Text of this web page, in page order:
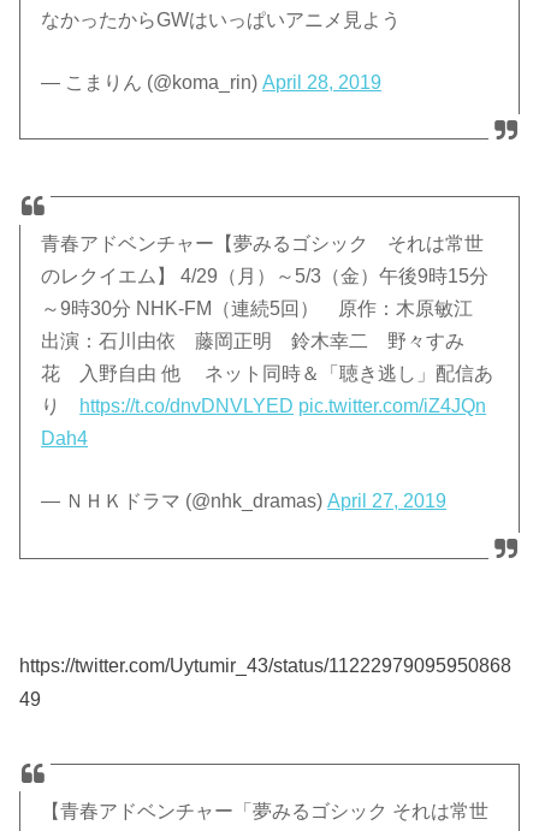
なかったからGWはいっぱいアニメ見よう
— こまりん (@koma_rin)April 28, 2019
青春アドベンチャー【夢みるゴシック それは常世
のレクイエム】 4/29（月）～5/3（金）午後9時15分
～9時30分 NHK-FM（連続5回） 原作：木原敏江
出演：石川由依 藤岡正明 鈴木幸二 野々すみ
花 入野自由 他 ネット同時＆「聴き逃し」配信あ
り
https://t.co/dnvDNVLYED pic.twitter.com/iZ4JQn
Dah4
— ＮＨＫドラマ (@nhk_dramas)April 27, 2019
https://twitter.com/Uytumir_43/status/11222979095950868
49
【青春アドベンチャー「夢みるゴシック それは常世